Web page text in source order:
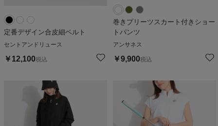
定番デザイン合皮細ベルト
セントアンドリュース
￥ 12,100税込
巻きプリーツスカート付きショー
トパンツ
アンサネス
￥9,900税込